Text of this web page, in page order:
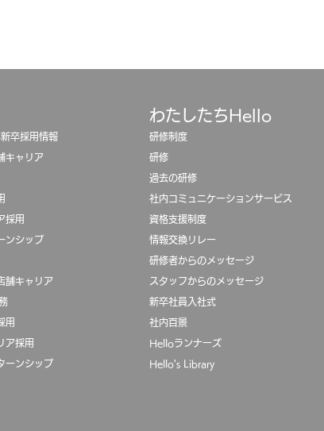
卒採用情報
キャリア
採用
ンシップ
舗キャリア
用
ア採用
ーンシップ
わたしたちHello
研修制度
​研修
過去の研修
​社内コミュニケーションサービス
​資格支援制度
​情報交換リレー
​研修者からのメッセージ
スタッフからのメッセージ
新卒社員入社式
社内百景
Helloランナーズ
Hello's Library